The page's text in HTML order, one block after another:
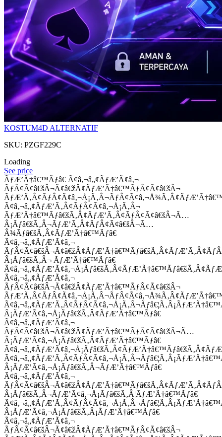
KOSTUM4D ALTERNATIF
SKU: PZGF229C
Loading
See price
ÃƒÆ’Ã†â€™Ãƒâ€ Ã¢â‚¬â„¢ÃƒÆ’Ã¢â‚¬
ÃƒÂ¢Ã¢â€šÂ¬Ã¢â€žÂ¢ÃƒÆ’Ã†â€™ÃƒÂ¢Ã¢â€šÂ¬
Ã¢â‚¬â„¢ÃƒÆ’Ã‚Â¢ÃƒÂ¢Ã¢â‚¬Å¡Ã‚Â¬
ÃƒÆ’Ã†â€™Ãƒâ€šÃ‚Â¢ÃƒÆ’Ã‚Â¢ÃƒÂ¢Ã¢â€šÂ¬Ã…
Â¡Ãƒâ€šÃ‚Â¬ÃƒÆ’Ã‚Â¢ÃƒÂ¢Ã¢â€šÂ¬Ã…
Â¾Ãƒâ€šÃ‚Â¢ÃƒÆ’Ã†â€™Ãƒâ€
Ã¢â‚¬â„¢ÃƒÆ’Ã¢â‚¬
Â¡Ãƒâ€šÃ‚Â¬ ÃƒÆ’Ã†â€™Ãƒâ€
Ã¢â‚¬â„¢ÃƒÆ’Ã¢â‚¬
ÃƒÂ¢Ã¢â€šÂ¬Ã¢â€žÂ¢ÃƒÆ’Ã†â€™ÃƒÂ¢Ã¢â€šÂ¬
Â¡ÃƒÆ’Ã¢â‚¬Å¡Ãƒâ€šÃ‚Â¢ÃƒÆ’Ã†â€™Ãƒâ€
Ã¢â‚¬â„¢ÃƒÆ’Ã¢â‚¬
ÃƒÂ¢Ã¢â€šÂ¬Ã¢â€žÂ¢ÃƒÆ’Ã†â€™ÃƒÂ¢Ã¢â€šÂ¬Ã…
Â¡ÃƒÆ’Ã¢â‚¬Å¡Ãƒâ€šÃ‚Â¢ÃƒÆ’Ã†â€™Ãƒâ€
Â¡ÃƒÆ’Ã¢â‚¬Å¡Ãƒâ€šÃ‚Â¬ÃƒÆ’Ã†â€™Ãƒâ€
Ã¢â‚¬â„¢ÃƒÆ’Ã¢â‚¬
Â¡Ãƒâ€šÃ‚Â¬ÃƒÆ’Ã¢â‚¬Å¡Ãƒâ€šÃ‚Â¦ÃƒÆ’Ã†â€™Ãƒâ€
Â¡ÃƒÆ’Ã¢â‚¬Å¡Ãƒâ€šÃ‚Â¡ÃƒÆ’Ã†â€™Ãƒâ€
Ã¢â‚¬â„¢ÃƒÆ’Ã¢â‚¬
ÃƒÂ¢Ã¢â€šÂ¬Ã¢â€žÂ¢ÃƒÆ’Ã†â€™ÃƒÂ¢Ã¢â€šÂ¬